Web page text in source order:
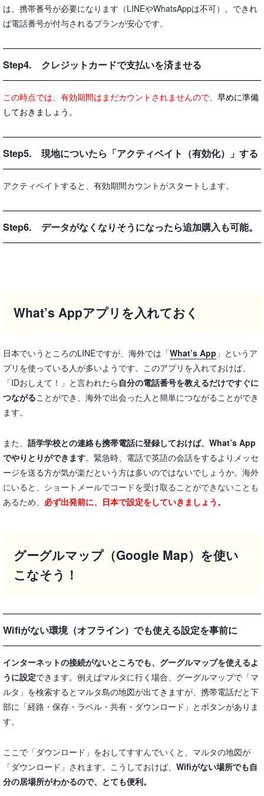
は、携帯番号が必要になります（LINEやWhatsAppは不可）。できれ
ば電話番号が付与されるプランが安心です。
Step4. クレジットカードで支払いを済ませる
この時点では、有効期間はまだカウントされませんので、 早めに準備
しておきましょう。
Step5. 現地についたら「アクティベイト（有効化）」する
アクティベイトすると、有効期間カウントがスタートします。
Step6. データがなくなりそうになったら追加購入も可能。
What’s Appアプリを入れておく
日本でいうところのLINEですが、海外では「What’s App 」というア
プリを使っている人が多いようです。このアプリを入れておけば、
「IDおしえて！」と言われたら 自分の電話番号を教えるだけですぐに
つながることができ、海外で出会った人と簡単につながることができ
ます。
また、 語学学校との連絡も携帯電話に登録しておけば、What’s App
でやりとりができます。緊急時、電話で英語の会話をするよりメッセ
ージを送る方が気が楽だという方は多いのではないでしょうか。 海外
にいると、ショートメールでコードを受け取ることができないことも
あるため、 必ず出発前に、日本で設定をしていきましょう。
グーグルマップ（Google Map）を使い
こなそう！
Wifiがない環境（オフライン）でも使える設定を事前に
インターネットの接続がないところでも、グーグルマップを使えるよ
うに設定できます。例えばマルタに行く場合、グーグルマップで「マ
ルタ」を検索するとマルタ島の地図が出てきますが、携帯電話だと下
部に「経路・保存・ラベル・共有・ダウンロード」とボタンがありま
す。
ここで「ダウンロード」をおしてすすんでいくと、マルタの地図が
「ダウンロード」されます。こうしておけば、 Wifiがない場所でも自
分の居場所がわかるので、とても便利。